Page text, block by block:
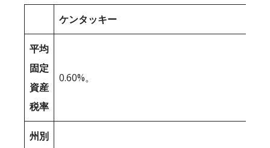
ケンタッキー
平均
固定
資産
税率
0.60%。
州別